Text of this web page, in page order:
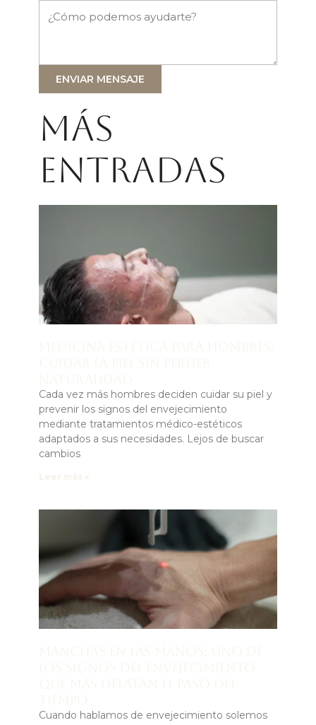
ENVIAR MENSAJE
Más
entradas
Cada vez más hombres deciden cuidar su piel y
prevenir los signos del envejecimiento
mediante tratamientos médico-estéticos
adaptados a sus necesidades. Lejos de buscar
cambios
Cuando hablamos de envejecimiento solemos